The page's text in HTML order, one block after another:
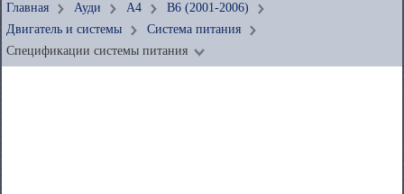
Главная Ауди А4
B6 (2001-2006)
Двигатель и системы
Система питания
Спецификации системы питания